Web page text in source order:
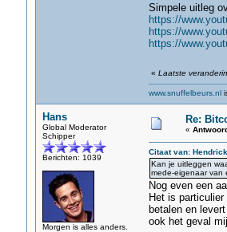
Simpele uitleg
https://
https://
https://
« Laatste
www.snuffelbeurs.nl
Hans
Global Moderator
Schipper
Berichten: 1039
Morgen is alles anders.
Re:
«
Citaat van:
Kan je uitleggen
mede-eigenaar van
Nog even een
Het is
betalen en
ook het geval